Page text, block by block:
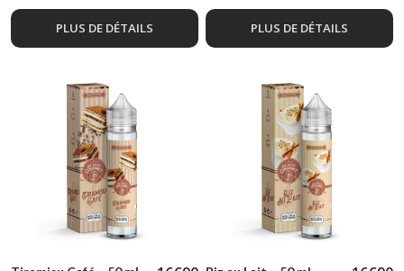
PLUS DE DÉTAILS PLUS DE DÉTAILS